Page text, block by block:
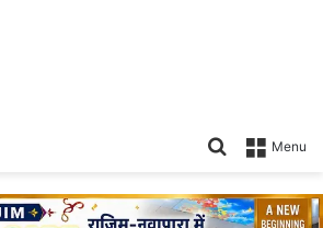
Menu
Search